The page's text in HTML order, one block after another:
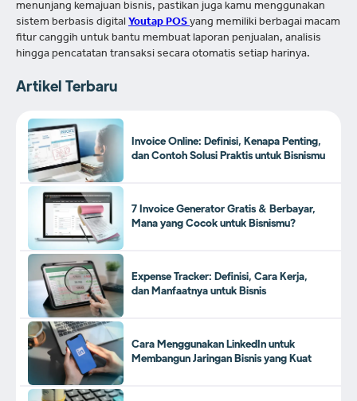
menunjang kemajuan bisnis, pastikan juga kamu menggunakan
sistem berbasis digital Youtap POS yang memiliki berbagai macam
fitur canggih untuk bantu membuat laporan penjualan, analisis
hingga pencatatan transaksi secara otomatis setiap harinya.
Artikel Terbaru
Invoice Online: Definisi, Kenapa Penting,
dan Contoh Solusi Praktis untuk Bisnismu
7 Invoice Generator Gratis & Berbayar,
Mana yang Cocok untuk Bisnismu?
Expense Tracker: Definisi, Cara Kerja,
dan Manfaatnya untuk Bisnis
Cara Menggunakan LinkedIn untuk
Membangun Jaringan Bisnis yang Kuat